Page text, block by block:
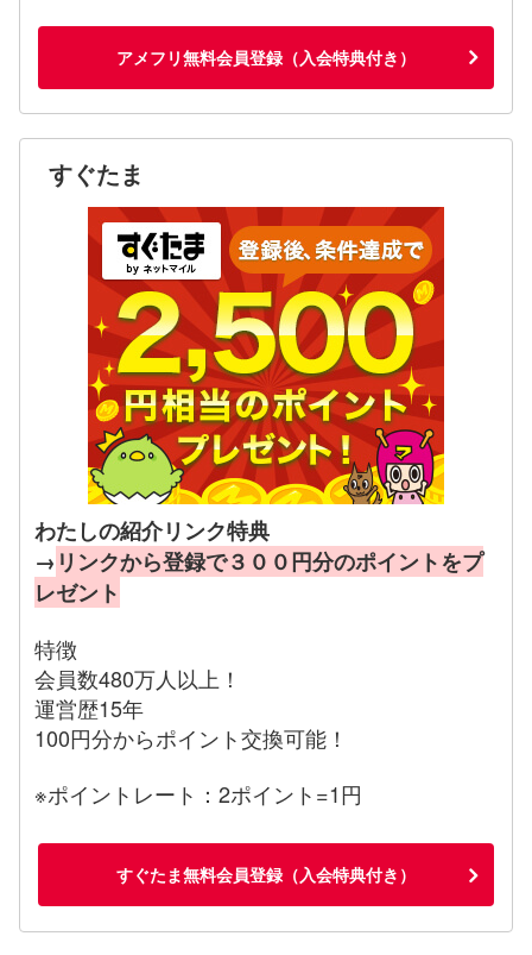
アメフリ無料会員登録（入会特典付き）
すぐたま
わたしの紹介リンク特典
→ リンクから登録で３００円分のポイントをプ
レゼント
特徴
会員数480万人以上！
運営歴15年
100円分からポイント交換可能！
※ポイントレート：2ポイント=1円
すぐたま無料会員登録（入会特典付き）